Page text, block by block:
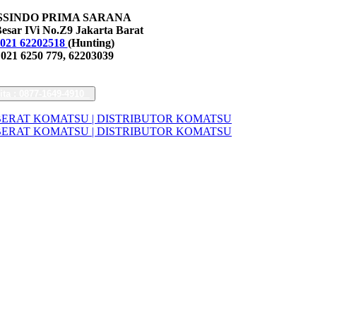
PRIMA SARANA
IVi No.Z9 Jakarta Barat
021 62202518 (Hunting)
6250 779, 62203039